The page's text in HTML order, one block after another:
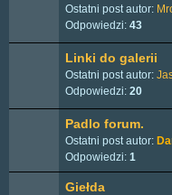
Ostatni post autor:
Odpowiedzi: 43
Linki do galerii
Ostatni post autor:
Odpowiedzi: 20
Padlo forum.
Ostatni post autor:
Odpowiedzi: 1
Giełda